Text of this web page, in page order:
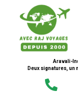
Aravali-
Deux signatures,
